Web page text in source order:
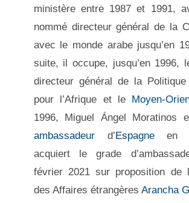
ministère entre 1987 et 1991,
nommé directeur général de la
avec le monde arabe jusqu’en
suite, il occupe, jusqu’en 1996,
directeur général de la Politique
pour l’Afrique et le Moyen-
1996, Miguel Ángel Moratinos
ambassadeurd’Espagneen
acquiert le grade
février 2021 sur proposition de
des Affaires étrangères Arancha